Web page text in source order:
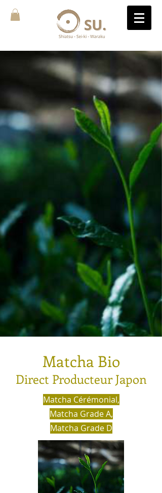
Matcha Bio
Direct Producteur Japon
Matcha Cérémonial,
Matcha Grade A,
Matcha Grade D